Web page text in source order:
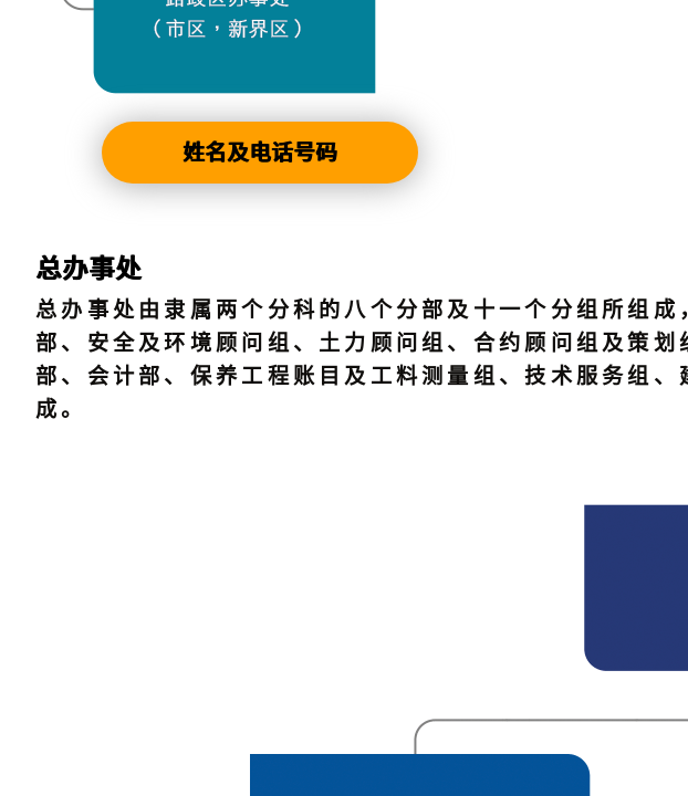
姓名及电话号码
总办事处
总办事处由隶属两个分科的八个分部及十一个分组所组
部、安全及环境顾问组、土力顾问组、合约顾问组及策
部、会计部、保养工程账目及工料测量组、技术服务组
成。